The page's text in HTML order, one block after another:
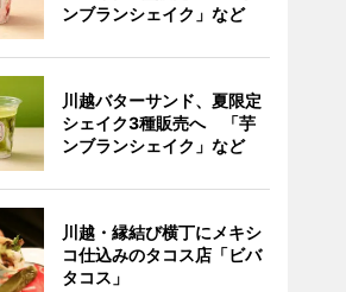
ンブランシェイク」など
川越バターサンド、夏限定
シェイク3種販売へ 「芋
ンブランシェイク」など
川越・縁結び横丁にメキシ
コ仕込みのタコス店「ビバ
タコス」